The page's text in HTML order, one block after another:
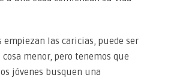
empiezan las caricias, puede ser
menor, pero tenemos que
jóvenes busquen una